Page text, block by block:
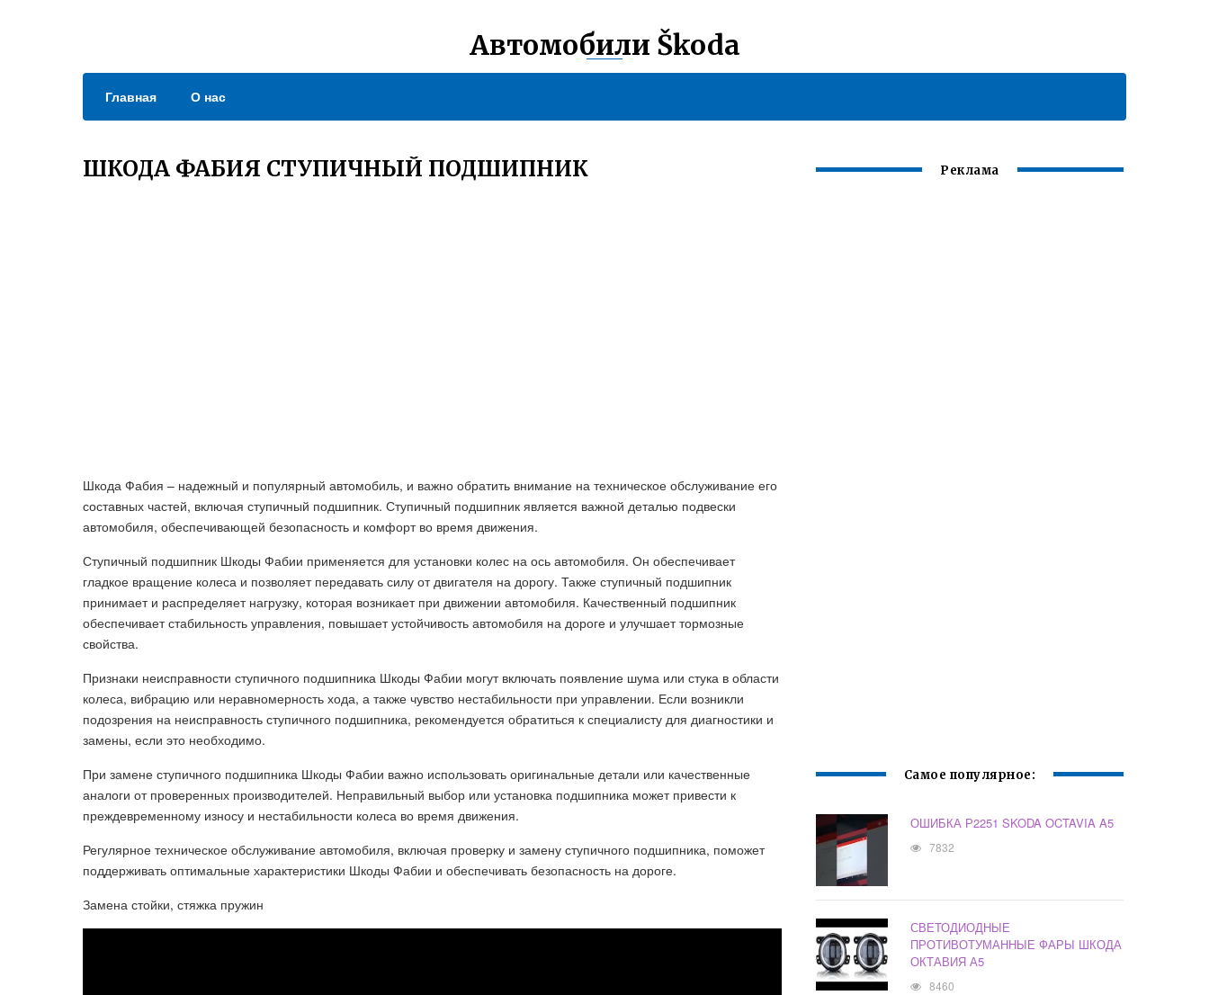
Автомобили Škoda
Главная О нас
ШКОДА ФАБИЯ СТУПИЧНЫЙ ПОДШИПНИК
Шкода Фабия – надежный и популярный автомобиль, и важно обратить внимание на техническое обслуживание его
составных частей, включая ступичный подшипник. Ступичный подшипник является важной деталью подвески
автомобиля, обеспечивающей безопасность и комфорт во время движения.
Ступичный подшипник Шкоды Фабии применяется для установки колес на ось автомобиля. Он обеспечивает
гладкое вращение колеса и позволяет передавать силу от двигателя на дорогу. Также ступичный подшипник
принимает и распределяет нагрузку, которая возникает при движении автомобиля. Качественный подшипник
обеспечивает стабильность управления, повышает устойчивость автомобиля на дороге и улучшает тормозные
свойства.
Признаки неисправности ступичного подшипника Шкоды Фабии могут включать появление шума или стука в области
колеса, вибрацию или неравномерность хода, а также чувство нестабильности при управлении. Если возникли
подозрения на неисправность ступичного подшипника, рекомендуется обратиться к специалисту для диагностики и
замены, если это необходимо.
При замене ступичного подшипника Шкоды Фабии важно использовать оригинальные детали или качественные
аналоги от проверенных производителей. Неправильный выбор или установка подшипника может привести к
преждевременному износу и нестабильности колеса во время движения.
Регулярное техническое обслуживание автомобиля, включая проверку и замену ступичного подшипника, поможет
поддерживать оптимальные характеристики Шкоды Фабии и обеспечивать безопасность на дороге.
Замена стойки, стяжка пружин
Реклама
Самое популярное:
ОШИБКА Р2251 SKODA OCTAVIA A5
7832
СВЕТОДИОДНЫЕ
ПРОТИВОТУМАННЫЕ ФАРЫ ШКОДА
ОКТАВИЯ А5
8460